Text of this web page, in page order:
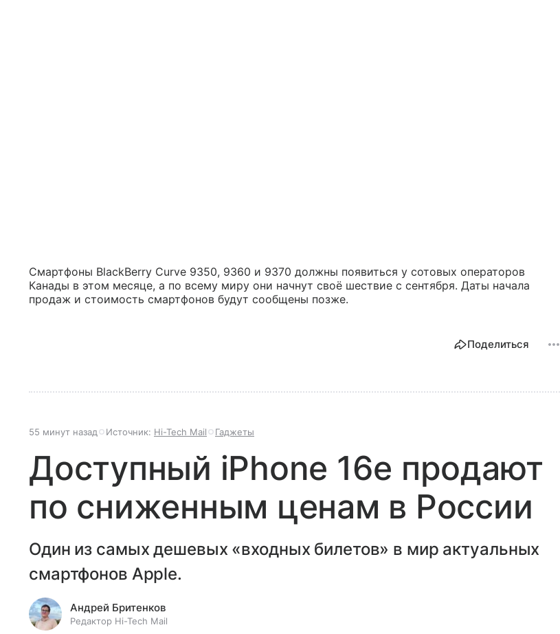
Смартфоны BlackBerry Curve 9350, 9360 и 9370 должны появиться у сотовых операторов
Канады в этом месяце, а по всему миру они начнут своё шествие с сентября. Даты начала
продаж и стоимость смартфонов будут сообщены позже.
Поделиться
55 минут назад Источник: Hi-Tech Mail Гаджеты
Доступный iPhone 16e продают
по сниженным ценам в России
Один из самых дешевых «входных билетов» в мир актуальных
смартфонов Apple.
Андрей Бритенков
Редактор Hi-Tech Mail